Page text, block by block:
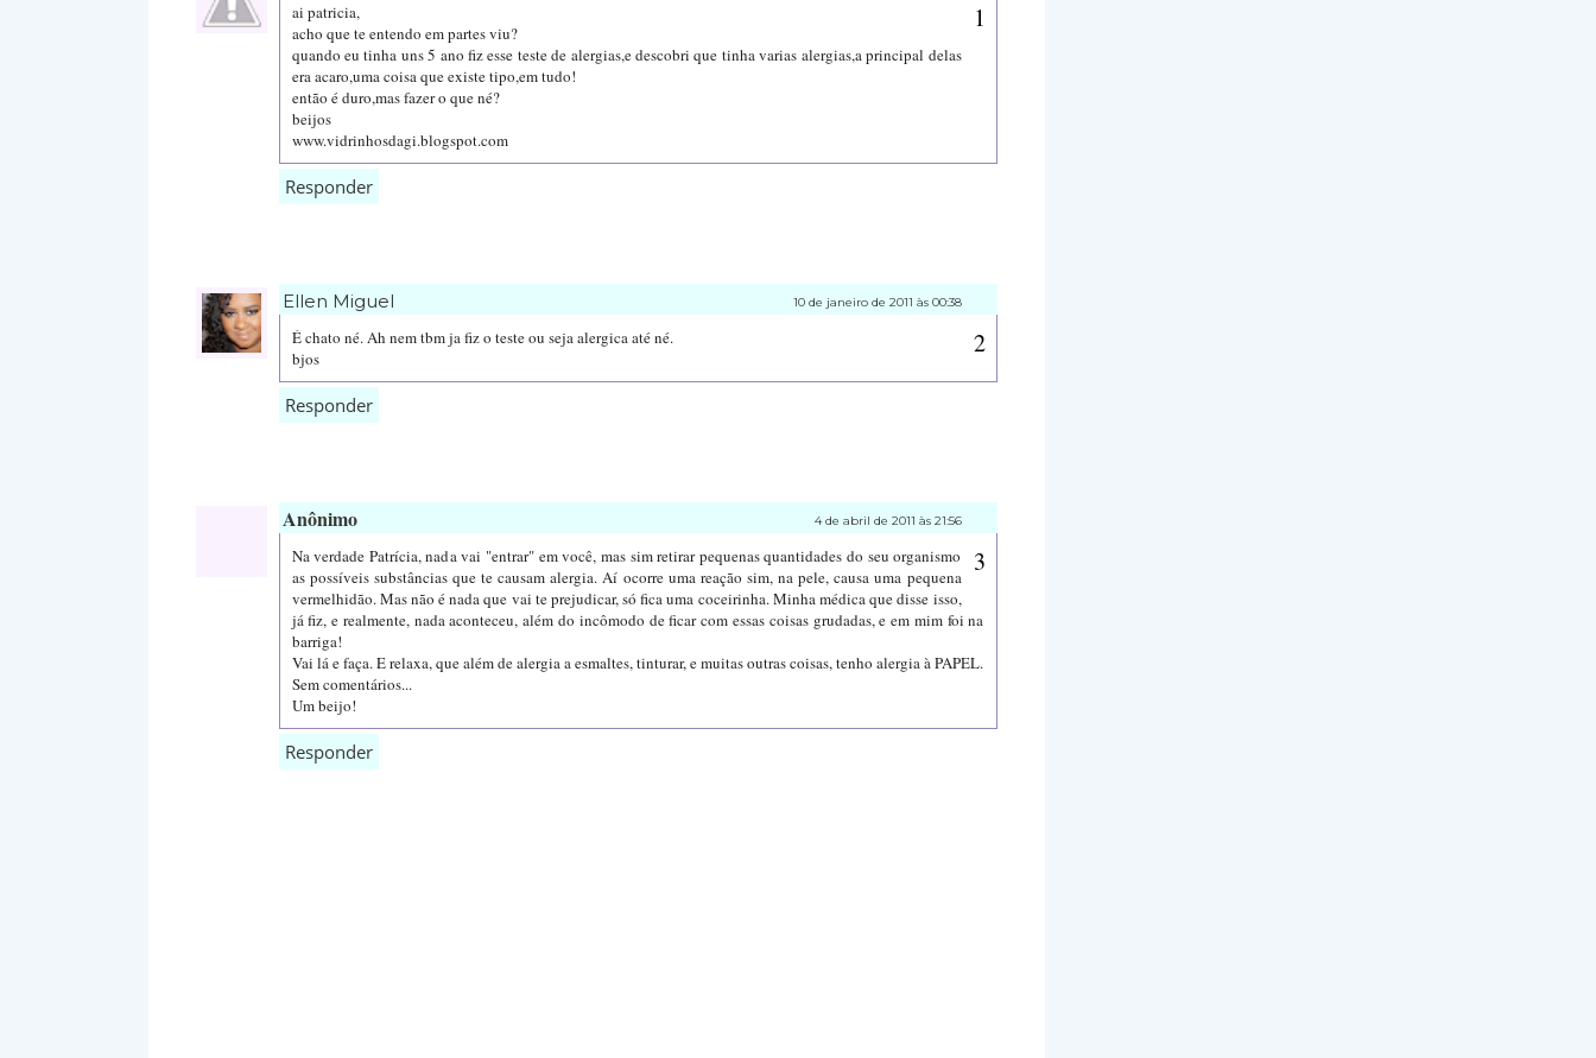
ai patricia,
acho que te entendo em partes viu?
quando eu tinha uns 5 ano fiz esse teste de alergias,e descobri que tinha varias alergias,a principal delas
era acaro,uma coisa que existe tipo,em tudo!
então é duro,mas fazer o que né?
beijos
www.vidrinhosdagi.blogspot.com
Responder
Ellen Miguel 10 de janeiro de 2011 às 00:38
É chato né. Ah nem tbm ja fiz o teste ou seja alergica até né.
bjos
Responder
Anônimo 4 de abril de 2011 às 21:56
Na verdade Patrícia, nada vai "entrar" em você, mas sim retirar pequenas quantidades do seu organismo
as possíveis substâncias que te causam alergia. Aí ocorre uma reação sim, na pele, causa uma pequena
vermelhidão. Mas não é nada que vai te prejudicar, só fica uma coceirinha. Minha médica que disse isso,
já fiz, e realmente, nada aconteceu, além do incômodo de ficar com essas coisas grudadas, e em mim foi na
barriga!
Vai lá e faça. E relaxa, que além de alergia a esmaltes, tinturar, e muitas outras coisas, tenho alergia à PAPEL.
Sem comentários...
Um beijo!
Responder